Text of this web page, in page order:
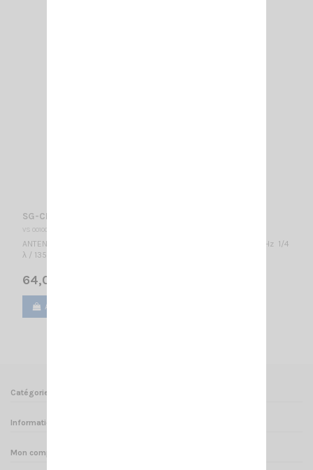
SG-CB/VHF SIRIO
VS 001000
ANTENNE MOBILE BIBANDE HF: 26.45-27.55 MHz, VHF: 139-151 MHz 1/4
λ / 1355 mm
64,00 €
Ajouter au panier
Catégories
Informations
Mon compte